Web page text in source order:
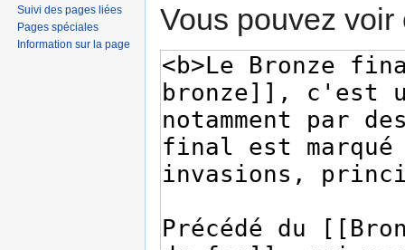
Vous pouvez
Suivi des pages liées
Pages spéciales
Information sur la page